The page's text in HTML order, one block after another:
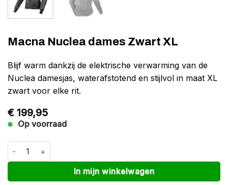
Macna Nuclea dames Zwart XL
Blijf warm dankzij de elektrische verwarming van de
Nuclea damesjas, waterafstotend en stijlvol in maat XL
zwart voor elke rit.
€ 199,95
Op voorraad
Macna Nuclea dames Zwart XL aantal
In mijn winkelwagen
Alternative: